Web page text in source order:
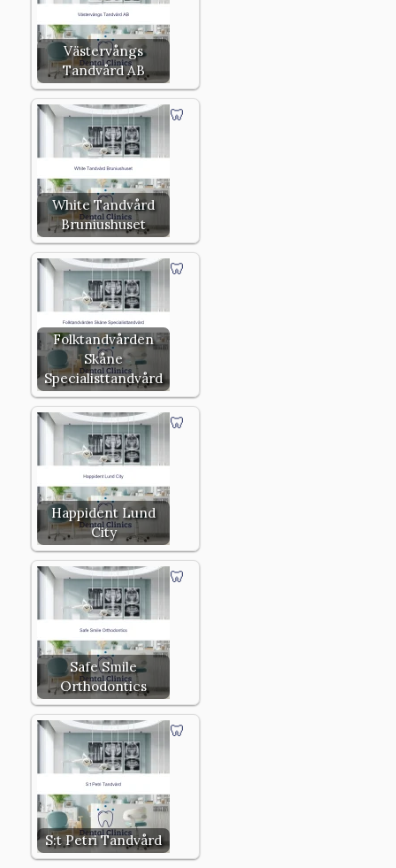
Västervångs
Tandvård AB
White Tandvård
Bruniushuset
Folktandvården
Skåne
Specialisttandvård
Happident Lund
City
Safe Smile
Orthodontics
S:t Petri Tandvård